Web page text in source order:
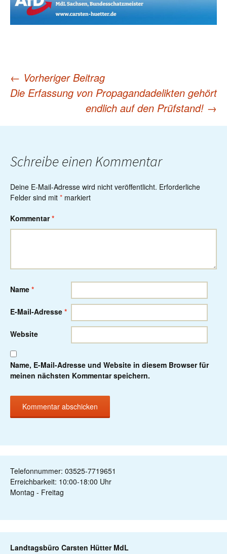
Post
navigation
← Vorheriger Beitrag
Die Erfassung von Propagandadelikten gehört
endlich auf den Prüfstand! →
Schreibe einen Kommentar
Deine E-Mail-Adresse wird nicht veröffentlicht. Erforderliche
Felder sind mit * markiert
Kommentar*
Name *
E-Mail-Adresse *
Website
Name, E-Mail-Adresse und Website in diesem Browser für
meinen nächsten Kommentar speichern.
Telefonnummer: 03525-7719651
Erreichbarkeit: 10:00-18:00 Uhr
Montag - Freitag
Landtagsbüro Carsten Hütter MdL